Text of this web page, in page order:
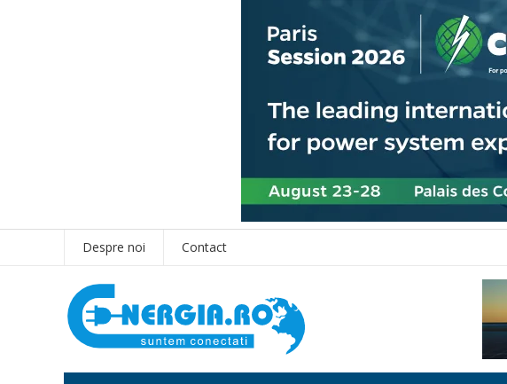
Despre noi Contact